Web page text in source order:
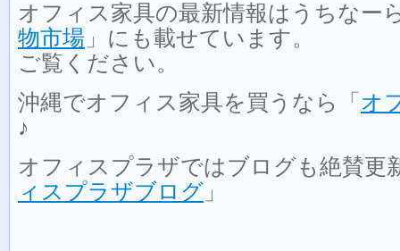
オフィス家具の最新情報はうちなー
物市場 」にも載せています。
ご覧ください。
沖縄でオフィス家具を買うなら「 オ
♪
オフィスプラザではブログも絶賛更
ィスプラザブログ 」